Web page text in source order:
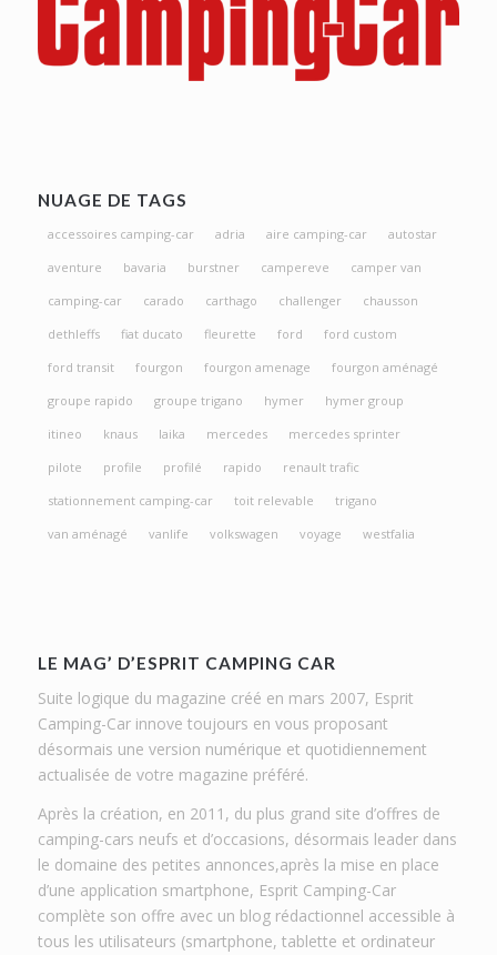
NUAGE DE TAGS
accessoires camping-car adria aire camping-car
autostar
aventure
bavaria burstner campereve
camper van
camping-car
carado carthago challenger
chausson
dethleffs
fiat ducato fleurette ford
ford custom
ford transit
fourgon fourgon amenage
fourgon aménagé
groupe rapido
groupe trigano hymer
hymer group
itineo
knaus laika mercedes
mercedes sprinter
pilote
profile profilé rapido
renault trafic
stationnement camping-car
toit relevable
trigano
van aménagé
vanlife volkswagen voyage westfalia
LE MAG’ D’ESPRIT CAMPING CAR
Suite logique du magazine créé en mars 2007, Esprit
Camping-Car innove toujours en vous proposant
désormais une version numérique et quotidiennement
actualisée de votre magazine préféré.
Après la création, en 2011, du plus grand site d’offres de
camping-cars neufs et d’occasions, désormais leader dans
le domaine des petites annonces,après la mise en place
d’une application smartphone, Esprit Camping-Car
complète son offre avec un blog rédactionnel accessible à
tous les utilisateurs (smartphone, tablette et ordinateur